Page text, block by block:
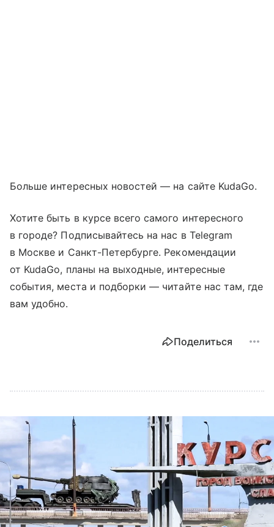
Больше интересных новостей — на сайте KudaGo.
Хотите быть в курсе всего самого интересного
в городе? Подписывайтесь на нас в Telegram
в Москве и Санкт-Петербурге. Рекомендации
от KudaGo, планы на выходные, интересные
события, места и подборки — читайте нас там, где
вам удобно.
Поделиться